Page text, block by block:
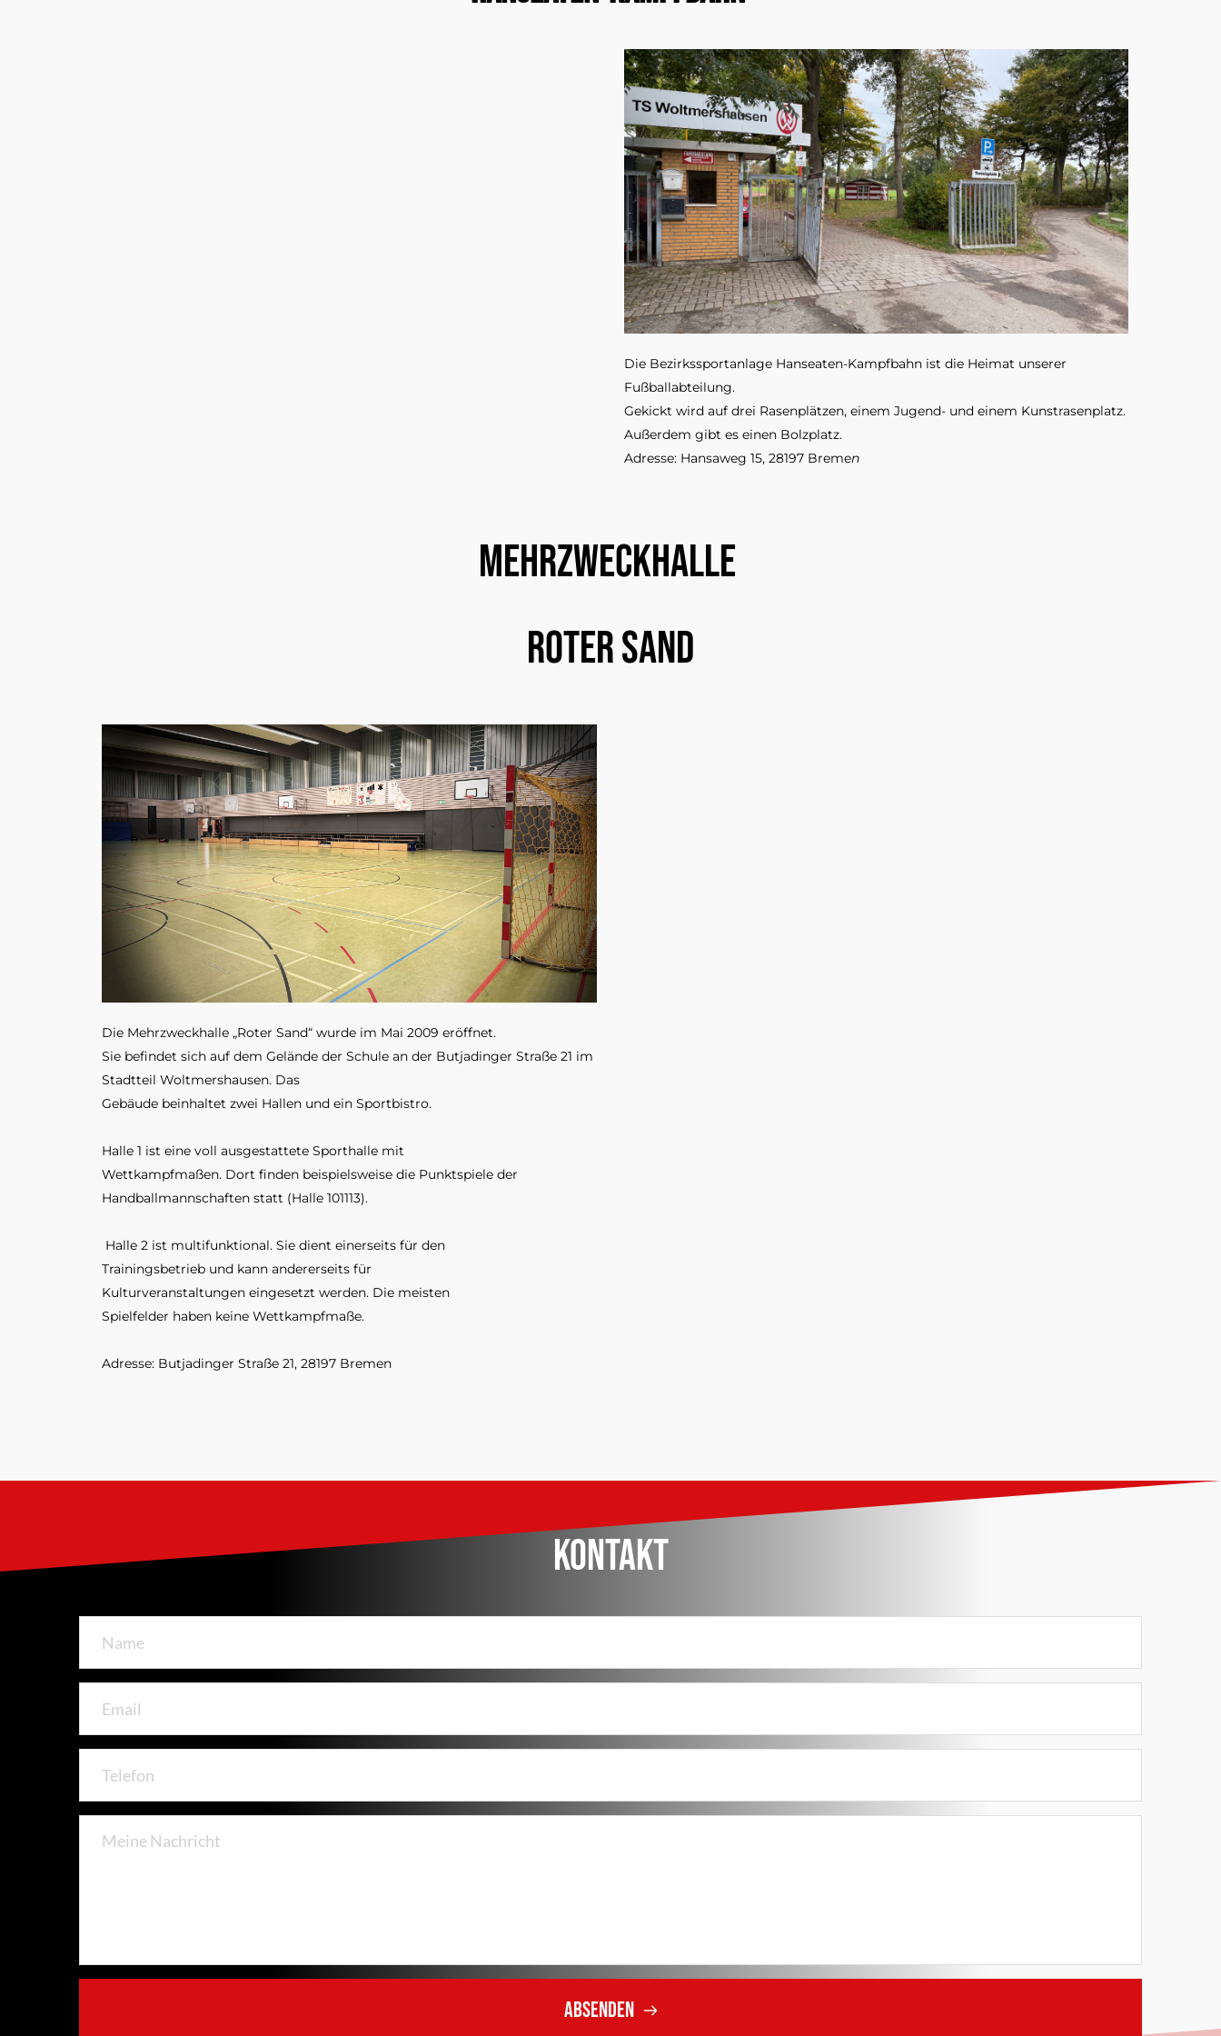
Die Bezirkssportanlage Hanseaten-Kampfbahn ist die Heimat unserer
Fußballabteilung.
Gekickt wird auf drei Rasenplätzen, einem Jugend- und einem Kunstrasenplatz.
Außerdem gibt es einen Bolzplatz.
Adresse: Hansaweg 15, 28197 Bremen
Mehrzweckhalle
Roter Sand
Die Mehrzweckhalle „Roter Sand“ wurde im Mai 2009 eröffnet.
Sie befindet sich auf dem Gelände der Schule an der Butjadinger Straße 21 im
Stadtteil Woltmershausen. Das
Gebäude beinhaltet zwei Hallen und ein Sportbistro.
Halle 1 ist eine voll ausgestattete Sporthalle mit
Wettkampfmaßen. Dort finden beispielsweise die Punktspiele der
Handballmannschaften statt (Halle 101113).
Halle 2 ist multifunktional. Sie dient einerseits für den
Trainingsbetrieb und kann andererseits für
Kulturveranstaltungen eingesetzt werden. Die meisten
Spielfelder haben keine Wettkampfmaße.
Adresse: Butjadinger Straße 21, 28197 Bremen
Kontakt
Absenden